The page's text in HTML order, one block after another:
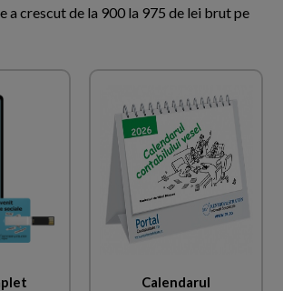
a crescut de la 900 la 975 de lei brut pe
Calendarul